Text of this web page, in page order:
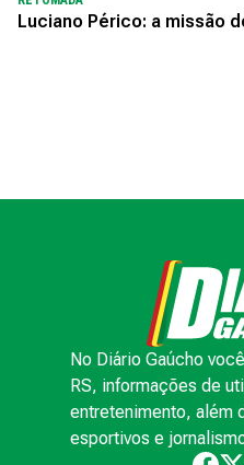
Luciano Périco: a missão
No Diário Gaúcho
RS, informações de
entretenimento, além
esportivos e